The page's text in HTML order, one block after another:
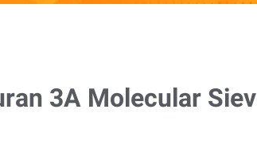
3A Molecular